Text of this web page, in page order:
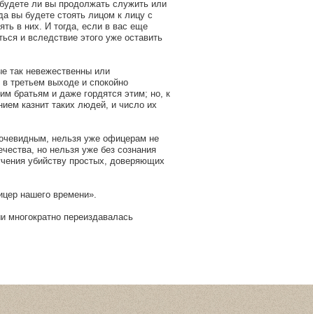
ли вы продолжать служить или
вы будете стоять лицом к лицу с
в них. И тогда, если в вас еще
и вследствие этого уже оставить
так невежественны или
третьем выходе и спокойно
братьям и даже гордятся этим; но, к
казнит таких людей, и число их
очевидным, нельзя уже офицерам не
но нельзя уже без сознания
убийству простых, доверяющих
нашего времени».
переиздавалась